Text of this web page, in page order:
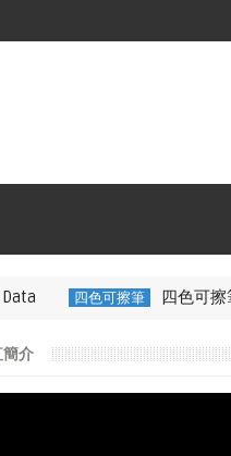
筆 四色可擦筆-百通電纜
簡介